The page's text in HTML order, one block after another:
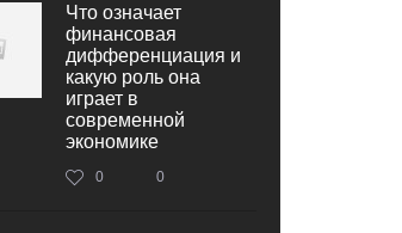
Что означает
финансовая
дифференциация и
какую роль она
играет в
современной
экономике
0 0